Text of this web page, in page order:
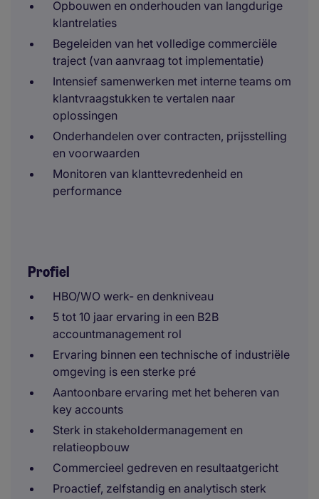
Opbouwen en onderhouden van langdurige
klantrelaties
Begeleiden van het volledige commerciële
traject (van aanvraag tot implementatie)
Intensief samenwerken met interne teams om
klantvraagstukken te vertalen naar
oplossingen
Onderhandelen over contracten, prijsstelling
en voorwaarden
Monitoren van klanttevredenheid en
performance
Profiel
HBO/WO werk- en denkniveau
5 tot 10 jaar ervaring in een B2B
accountmanagement rol
Ervaring binnen een technische of industriële
omgeving is een sterke pré
Aantoonbare ervaring met het beheren van
key accounts
Sterk in stakeholdermanagement en
relatieopbouw
Commercieel gedreven en resultaatgericht
Proactief, zelfstandig en analytisch sterk